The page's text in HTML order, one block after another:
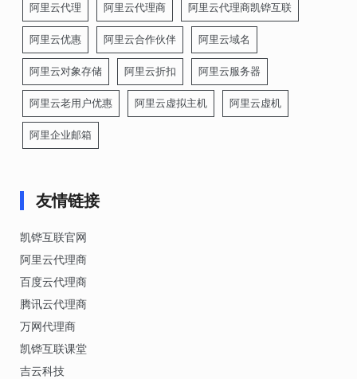
阿里云代理 阿里云代理商 阿里云代理商凯铧互联
阿里云优惠 阿里云合作伙伴 阿里云域名
阿里云对象存储 阿里云折扣 阿里云服务器
阿里云老用户优惠 阿里云虚拟主机 阿里云虚机
阿里企业邮箱
友情链接
凯铧互联官网
阿里云代理商
百度云代理商
腾讯云代理商
万网代理商
凯铧互联课堂
吉云科技